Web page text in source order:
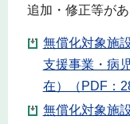
追加・修正等が
無償化対象施
支援事業・病
在）（PDF：
無償化対象施